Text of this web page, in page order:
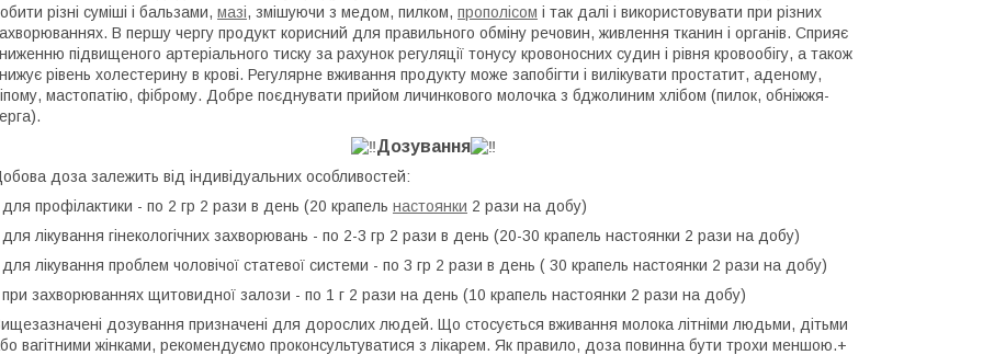
різні суміші і бальзами, мазі, змішуючи з медом, пилком, прополісом і так далі і використовувати при різних
В першу чергу продукт корисний для правильного обміну речовин, живлення тканин і органів. Сприяє
підвищеного артеріального тиску за рахунок регуляції тонусу кровоносних судин і рівня кровообігу, а також
рівень холестерину в крові. Регулярне вживання продукту може запобігти і вилікувати простатит, аденому,
мастопатію, фіброму. Добре поєднувати прийом личинкового молочка з бджолиним хлібом (пилок, обніжжя-
Дозування
доза залежить від індивідуальних особливостей:
для профілактики - по 2 гр 2 рази в день (20 крапель настоянки 2 рази на добу)
для лікування гінекологічних захворювань - по 2-3 гр 2 рази в день (20-30 крапель настоянки 2 рази на добу)
для лікування проблем чоловічої статевої системи - по 3 гр 2 рази в день ( 30 крапель настоянки 2 рази на добу)
при захворюваннях щитовидної залози - по 1 г 2 рази на день (10 крапель настоянки 2 рази на добу)
дозування призначені для дорослих людей. Що стосується вживання молока літніми людьми, дітьми
вагітними жінками, рекомендуємо проконсультуватися з лікарем. Як правило, доза повинна бути трохи меншою.+